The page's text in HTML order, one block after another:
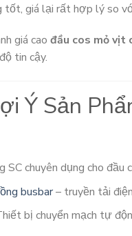
tốt, giá lại rất hợp lý so
giá cao đầu cos mỏ vịt
tin cậy.
Ý Sản
SC chuyên dụng cho đầu
busbar– truyền tải
bị chuyển mạch tự